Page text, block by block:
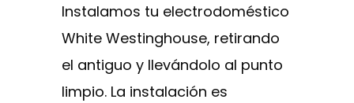
Instalamos tu electrodoméstico
White Westinghouse, retirando
el antiguo y llevándolo al punto
limpio. La instalación es